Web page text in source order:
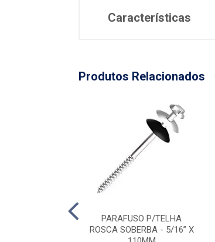
Características
Produtos Relacionados
PARAFUSO P/TELHA
ROSCA SOBERBA - 5/16” X